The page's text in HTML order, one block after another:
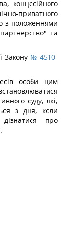
концесійного
приватного
з положеннями
та
Закону № 4510-
особи цим
суду, які,
з дня, коли
про